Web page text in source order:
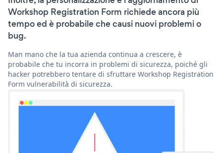
Workshop Registration Form richiede ancora più
tempo ed è probabile che causi nuovi problemi o
bug.
Man mano che la tua azienda continua a crescere, è
probabile che tu incorra in problemi di sicurezza, poiché gli
hacker potrebbero tentare di sfruttare Workshop Registration
Form vulnerabilità di sicurezza.